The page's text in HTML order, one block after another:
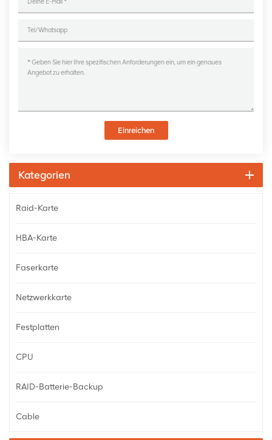
Einreichen
Kategorien
Raid-Karte
HBA-Karte
Faserkarte
Netzwerkkarte
Festplatten
CPU
RAID-Batterie-Backup
Cable